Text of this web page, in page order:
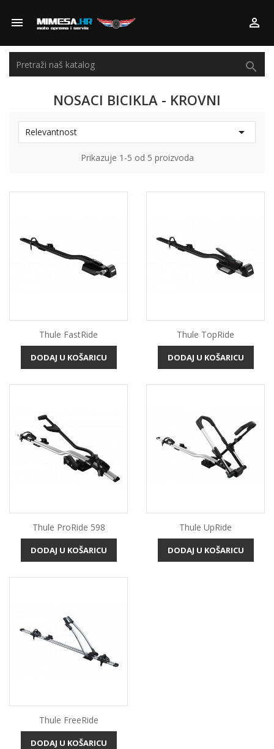
 

NOSACI BICIKLA - KROVNI
Relevantnost 
Prikazuje 1-5 od 5 proizvoda
Thule FastRide
DODAJ U KOŠARICU
Thule TopRide
DODAJ U KOŠARICU
Thule ProRide 598
DODAJ U KOŠARICU
Thule UpRide
DODAJ U KOŠARICU
Thule FreeRide
DODAJ U KOŠARICU